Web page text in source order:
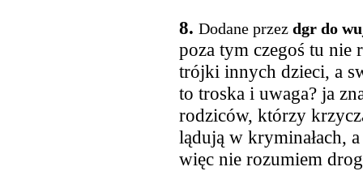
8. Dodane przez dgr do
poza tym czegoś tu nie
trójki innych dzieci, a
to troska i uwaga? ja
rodziców, którzy
lądują w kryminałach,
więc nie rozumiem